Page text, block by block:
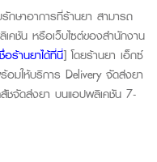
กษาอาการที่ร้านยา สามารถ
คชัน หรือเว็บไซต์ของสำนักงาน
อร้านยาได้ที่นี่] โดยร้านยา เอ็กซ์
อมให้บริการ Deliveryจัดส่งยา
ชจัดส่งยา บนแอปพลิเคชัน 7-